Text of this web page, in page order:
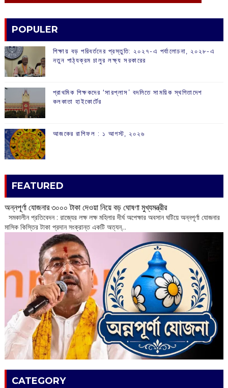
POPULER
শিক্ষায় বড় পরিবর্তনের প্রস্তুতি: ২০২৭-এ পর্যালোচনা, ২০২৮-এ
নতুন পাঠ্যক্রম চালুর লক্ষ্য সরকারের
প্রাথমিক শিক্ষকদের ‘সারপ্লাস’ বদলিতে সাময়িক স্থগিতাদেশ
কলকাতা হাইকোর্টের
আজকের রাশিফল :‌ ‌‌১ আগস্ট, ২০২৬
FEATURED
অন্নপূর্ণা যোজনার ৩০০০ টাকা দেওয়া নিয়ে বড় ঘোষণা মুখ্যমন্ত্রীর
সমকালীন প্রতিবেদন : রাজ্যের লক্ষ লক্ষ মহিলার দীর্ঘ অপেক্ষার অবসান ঘটিয়ে অন্নপূর্ণা যোজনার
মাসিক কিস্তির টাকা প্রদান সংক্রান্ত একটি অত্যন্...
CATEGORY